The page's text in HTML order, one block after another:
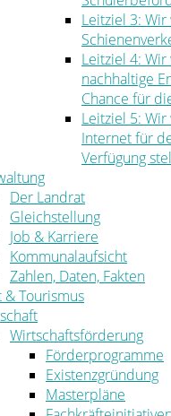
Leitziel 3:
Leitziel 4:
nachhaltige
Chance für
Leitziel 5:
Internet für
Verfügung
Der Landrat
Gleichstellung
Job & Karriere
Kommunalaufsicht
Zahlen, Daten, Fakten
& Tourismus
Wirtschaftsförderung
Förderprogramme
Existenzgründung
Masterpläne